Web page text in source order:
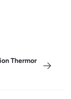
Thermor